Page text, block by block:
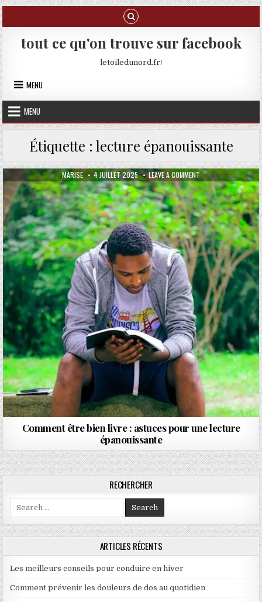
Skip to content
tout ce qu'on trouve sur facebook
letoiledunord.fr/
MENU
MENU
Étiquette : lecture épanouissante
AUTHOR:
MARISE PUBLISHED DATE:
4 JUILLET 2025 LEAVE A COMMENTON COMMENT ÊTRE
Comment être bien livre : astuces pour une lecture
épanouissante
RECHERCHER
Search for:
ARTICLES RÉCENTS
Les meilleurs conseils pour conduire en hiver
Comment prévenir les douleurs de dos au quotidien